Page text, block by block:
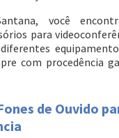
você
para
com procedência
de Ouvido